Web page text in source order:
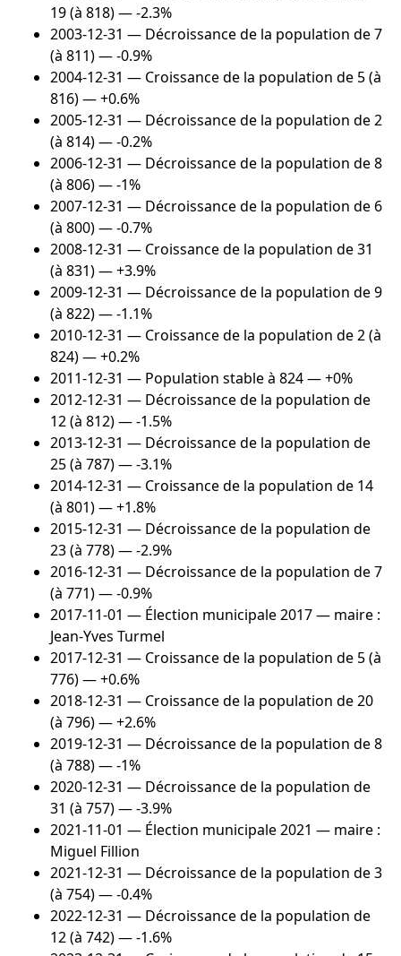
19 (à 818) — -2.3%
2003-12-31 — Décroissance de la population de 7
(à 811) — -0.9%
2004-12-31 — Croissance de la population de 5 (à
816) — +0.6%
2005-12-31 — Décroissance de la population de 2
(à 814) — -0.2%
2006-12-31 — Décroissance de la population de 8
(à 806) — -1%
2007-12-31 — Décroissance de la population de 6
(à 800) — -0.7%
2008-12-31 — Croissance de la population de 31
(à 831) — +3.9%
2009-12-31 — Décroissance de la population de 9
(à 822) — -1.1%
2010-12-31 — Croissance de la population de 2 (à
824) — +0.2%
2011-12-31 — Population stable à 824 — +0%
2012-12-31 — Décroissance de la population de
12 (à 812) — -1.5%
2013-12-31 — Décroissance de la population de
25 (à 787) — -3.1%
2014-12-31 — Croissance de la population de 14
(à 801) — +1.8%
2015-12-31 — Décroissance de la population de
23 (à 778) — -2.9%
2016-12-31 — Décroissance de la population de 7
(à 771) — -0.9%
2017-11-01 — Élection municipale 2017 — maire :
Jean-Yves Turmel
2017-12-31 — Croissance de la population de 5 (à
776) — +0.6%
2018-12-31 — Croissance de la population de 20
(à 796) — +2.6%
2019-12-31 — Décroissance de la population de 8
(à 788) — -1%
2020-12-31 — Décroissance de la population de
31 (à 757) — -3.9%
2021-11-01 — Élection municipale 2021 — maire :
Miguel Fillion
2021-12-31 — Décroissance de la population de 3
(à 754) — -0.4%
2022-12-31 — Décroissance de la population de
12 (à 742) — -1.6%